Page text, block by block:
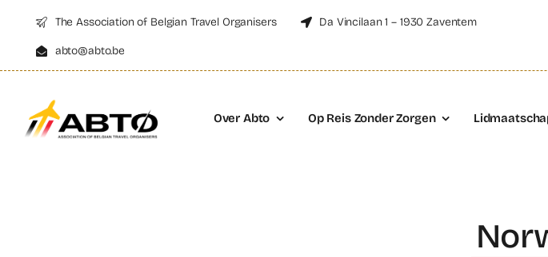
content
The Association of Belgian Travel Organisers Da Vincilaan 1 – 1930 Zaventem
abto@abto.be
Over Abto Op Reis Zonder Zorgen